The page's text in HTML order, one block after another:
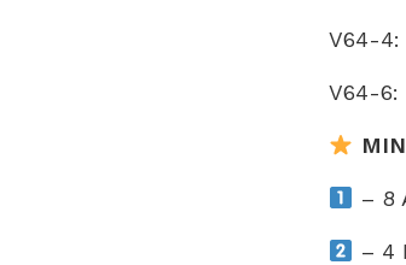
V64-4:
V64-6:
– 8
– 4